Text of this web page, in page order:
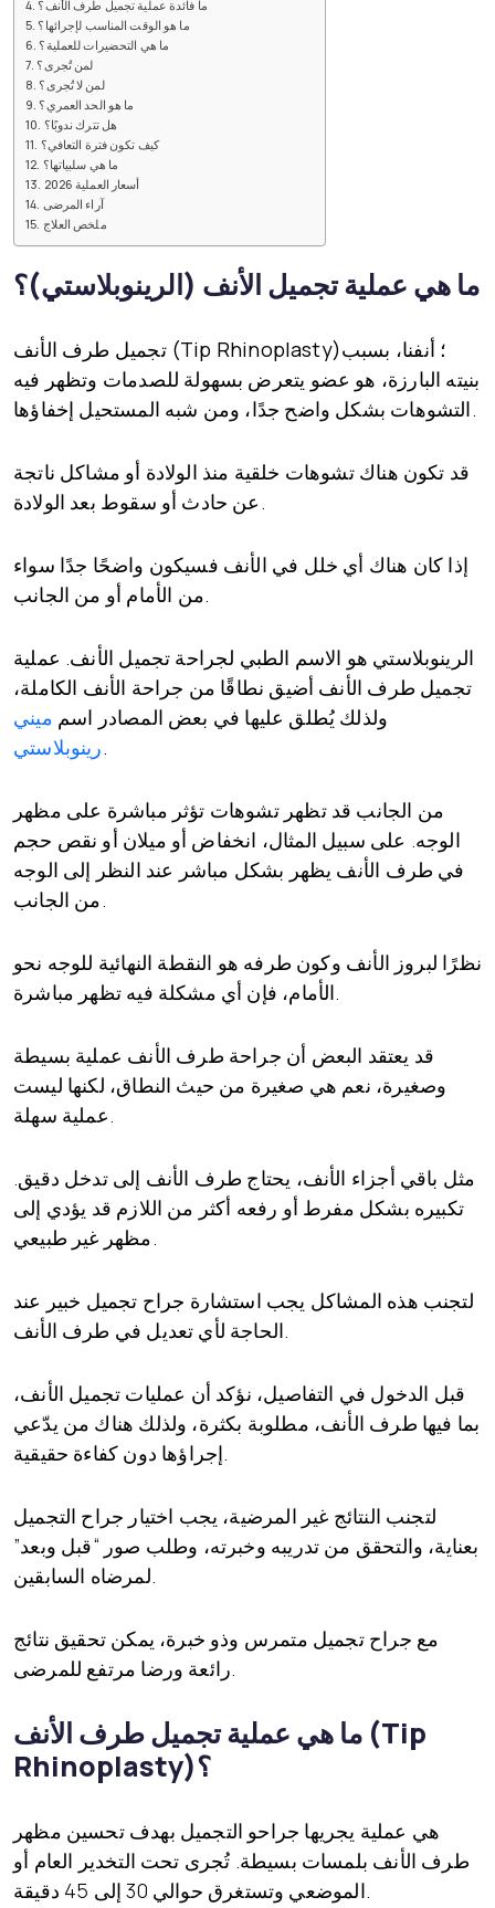
ما فائدة عملية تجميل طرف الأنف؟
ما هو الوقت المناسب لإجرائها؟
ما هي التحضيرات للعملية؟
لمن تُجرى؟
لمن لا تُجرى؟
ما هو الحد العمري؟
هل تترك ندوبًا؟
كيف تكون فترة التعافي؟
ما هي سلبياتها؟
أسعار العملية 2026
آراء المرضى
ملخص العلاج
ما هي عملية تجميل الأنف (الرينوبلاستي)؟
تجميل طرف الأنف (Tip Rhinoplasty)؛ أنفنا، بسبب
بنيته البارزة، هو عضو يتعرض بسهولة للصدمات وتظهر فيه
قد تكون هناك تشوهات خلقية منذ الولادة أو مشاكل ناتجة
إذا كان هناك أي خلل في الأنف فسيكون واضحًا جدًا سواء
الرينوبلاستي هو الاسم الطبي لجراحة تجميل الأنف. عملية
تجميل طرف الأنف أضيق نطاقًا من جراحة الأنف الكاملة،
ولذلك يُطلق عليها في بعض المصادر اسم ميني
رينوبلاستي
من الجانب قد تظهر تشوهات تؤثر مباشرة على مظهر
الوجه. على سبيل المثال، انخفاض أو ميلان أو نقص حجم
في طرف الأنف يظهر بشكل مباشر عند النظر إلى الوجه
نظرًا لبروز الأنف وكون طرفه هو النقطة النهائية للوجه نحو
قد يعتقد البعض أن جراحة طرف الأنف عملية بسيطة
وصغيرة، نعم هي صغيرة من حيث النطاق، لكنها ليست
مثل باقي أجزاء الأنف، يحتاج طرف الأنف إلى تدخل دقيق.
تكبيره بشكل مفرط أو رفعه أكثر من اللازم قد يؤدي إلى
لتجنب هذه المشاكل يجب استشارة جراح تجميل خبير عند
قبل الدخول في التفاصيل، نؤكد أن عمليات تجميل الأنف،
بما فيها طرف الأنف، مطلوبة بكثرة، ولذلك هناك من يدّعي
لتجنب النتائج غير المرضية، يجب اختيار جراح التجميل
بعناية، والتحقق من تدريبه وخبرته، وطلب صور “قبل وبعد”
مع جراح تجميل متمرس وذو خبرة، يمكن تحقيق نتائج
ما هي عملية تجميل طرف الأنف (Tip
Rhinoplasty)؟
هي عملية يجريها جراحو التجميل بهدف تحسين مظهر
طرف الأنف بلمسات بسيطة. تُجرى تحت التخدير العام أو